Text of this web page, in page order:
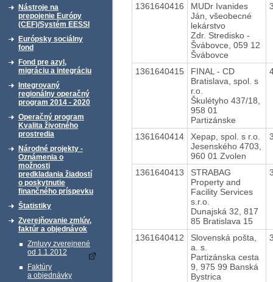
Nástroje na
prepojenie Európy
(CEF)/Systém EESSI
Európsky sociálny
fond
Fond pre azyl,
migráciu a integráciu
Integrovaný
regionálny operačný
program 2014 - 2020
Operačný program
Kvalita životného
prostredia
Národné projekty -
Oznámenia o
možnosti
predkladania žiadostí
o poskytnutie
finančného príspevku
Štatistiky
Zverejňovanie zmlúv,
faktúr a objednávok
Zmluvy zverejnené
od 1.1.2012
Faktúry
a objednávky
1361640416
MUDr Ivanides
Ján, všeobecné
lekárstvo
Zdr. Stredisko -
Švábovce, 059 12
Švábovce
1361640415
FINAL - CD
Bratislava, spol. s
r.o.
Škulétyho 437/18,
958 01
Partizánske
1361640414
Xepap, spol. s r.o.
Jesenského 4703,
960 01 Zvolen
1361640413
STRABAG
Property and
Facility Services
s.r.o.
Dunajská 32, 817
85 Bratislava 15
1361640412
Slovenská pošta,
a. s.
Partizánska cesta
9, 975 99 Banská
Bystrica